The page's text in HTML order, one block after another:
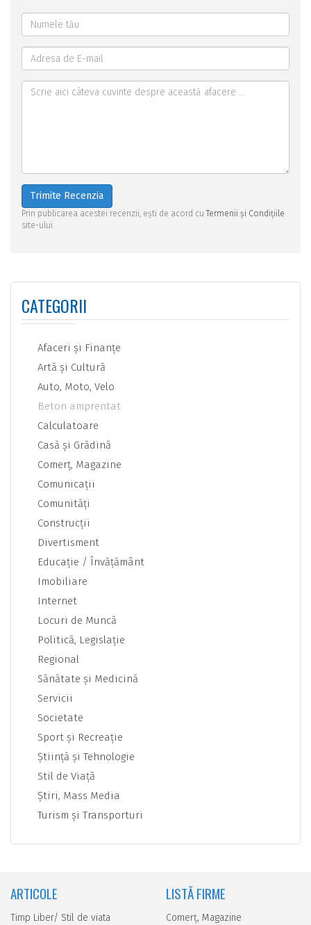
Trimite Recenzia
Prin publicarea acestei recenzii, ești de acord cuTermenii și Condițiile
site-ului.
CATEGORII
Afaceri şi Finanţe
Artă şi Cultură
Auto, Moto, Velo
Beton amprentat
Calculatoare
Casă şi Grădină
Comerţ, Magazine
Comunicaţii
Comunităţi
Construcţii
Divertisment
Educaţie / Învăţământ
Imobiliare
Internet
Locuri de Muncă
Politică, Legislaţie
Regional
Sănătate şi Medicină
Servicii
Societate
Sport şi Recreaţie
Ştiinţă şi Tehnologie
Stil de Viaţă
Ştiri, Mass Media
Turism şi Transporturi
ARTICOLE
Timp Liber/ Stil de viata
LISTĂ FIRME
Comerţ, Magazine